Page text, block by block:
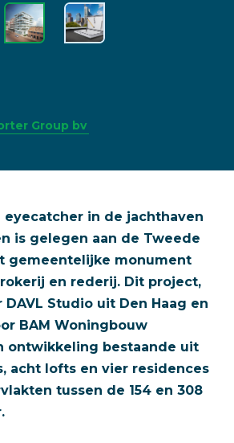
Group bv
eyecatcher in de jachthaven
is gelegen aan de Tweede
gemeentelijke monument
en rederij. Dit project,
Studio uit Den Haag en
BAM Woningbouw
ontwikkeling bestaande uit
acht lofts en vier residences
tussen de 154 en 308